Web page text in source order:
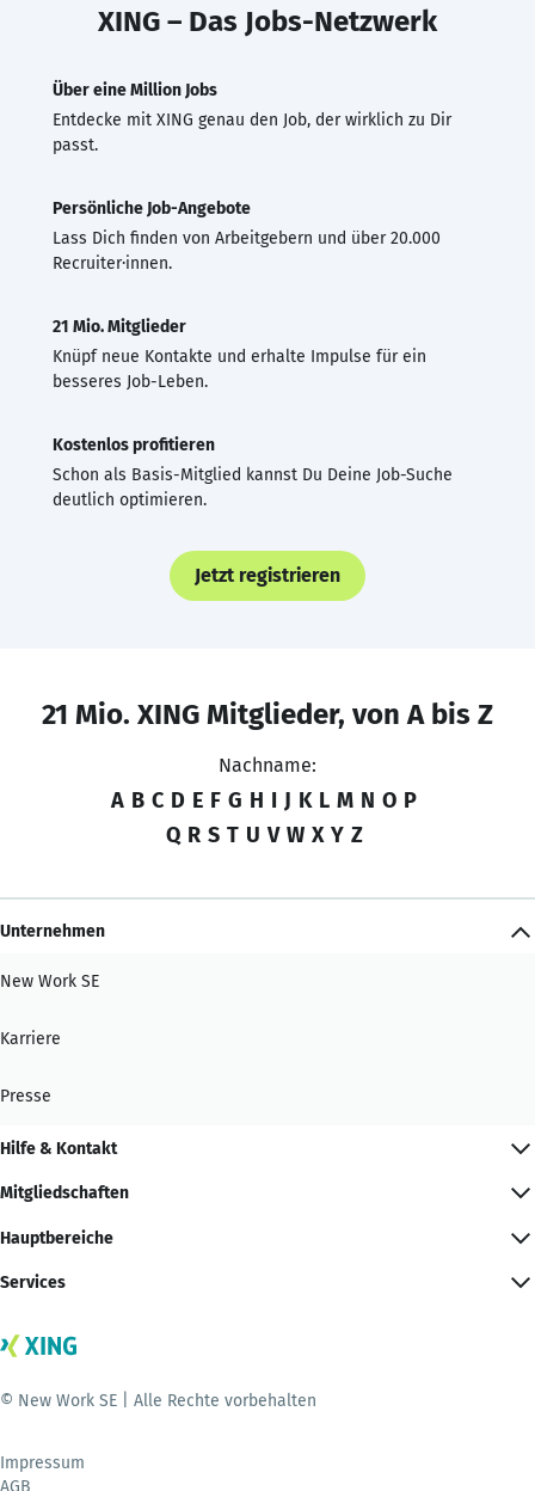
XING – Das Jobs-Netzwerk
Über eine Million Jobs
Entdecke mit XING genau den Job, der wirklich zu Dir
passt.
Persönliche Job-Angebote
Lass Dich finden von Arbeitgebern und über 20.000
Recruiter·innen.
21 Mio. Mitglieder
Knüpf neue Kontakte und erhalte Impulse für ein
besseres Job-Leben.
Kostenlos profitieren
Schon als Basis-Mitglied kannst Du Deine Job-Suche
deutlich optimieren.
Jetzt registrieren
21 Mio. XING Mitglieder, von A bis Z
Nachname:
A B C D E F G H I J K L M N O P
Q R S T U V W X Y Z
Unternehmen
New Work SE
Karriere
Presse
Hilfe & Kontakt
Mitgliedschaften
Hauptbereiche
Services
© New Work SE | Alle Rechte vorbehalten
Impressum
AGB